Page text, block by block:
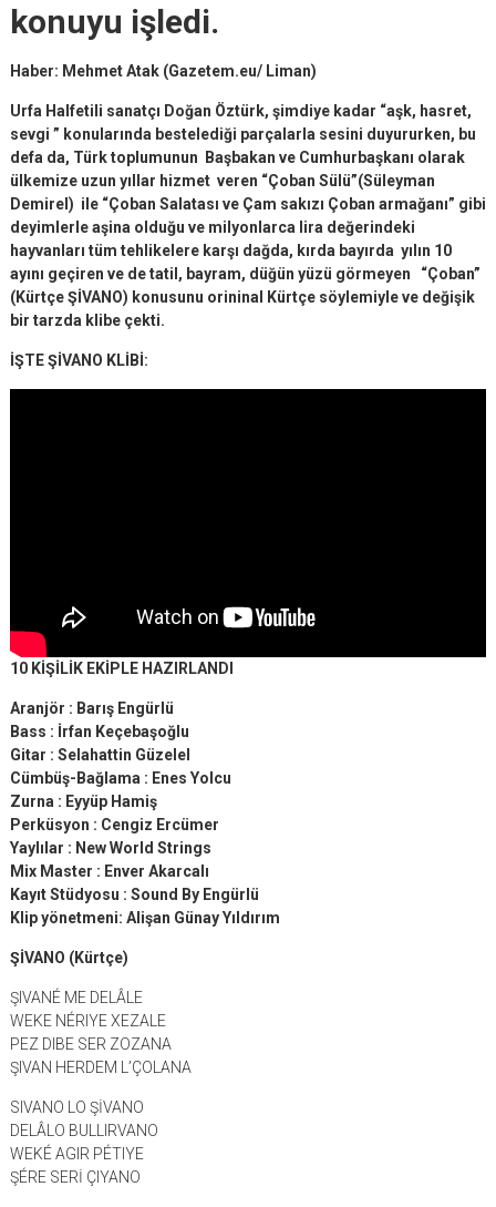
konuyu işledi.
Haber: Mehmet Atak (Gazetem.eu/ Liman)
Urfa Halfetili sanatçı Doğan Öztürk, şimdiye kadar “aşk, hasret,
sevgi ” konularında bestelediği parçalarla sesini duyururken, bu
defa da, Türk toplumunun Başbakan ve Cumhurbaşkanı olarak
ülkemize uzun yıllar hizmet veren “Çoban Sülü”(Süleyman
Demirel) ile “Çoban Salatası ve Çam sakızı Çoban armağanı” gibi
deyimlerle aşina olduğu ve milyonlarca lira değerindeki
hayvanları tüm tehlikelere karşı dağda, kırda bayırda yılın 10
ayını geçiren ve de tatil, bayram, düğün yüzü görmeyen “Çoban”
(Kürtçe ŞİVANO) konusunu orininal Kürtçe söylemiyle ve değişik
bir tarzda klibe çekti.
İŞTE ŞİVANO KLİBİ:
10 KİŞİLİK EKİPLE HAZIRLANDI
Aranjör : Barış Engürlü
Bass : İrfan Keçebaşoğlu
Gitar : Selahattin Güzelel
Cümbüş-Bağlama : Enes Yolcu
Zurna : Eyyüp Hamiş
Perküsyon : Cengiz Ercümer
Yaylılar : New World Strings
Mix Master : Enver Akarcalı
Kayıt Stüdyosu : Sound By Engürlü
Klip yönetmeni: Alişan Günay Yıldırım
ŞİVANO (Kürtçe)
ŞIVANÉ ME DELÂLE
WEKE NÉRIYE XEZALE
PEZ DIBE SER ZOZANA
ŞIVAN HERDEM L’ÇOLANA
SIVANO LO ŞİVANO
DELÂLO BULLIRVANO
WEKÉ AGIR PÉTIYE
ŞÉRE SERİ ÇIYANO